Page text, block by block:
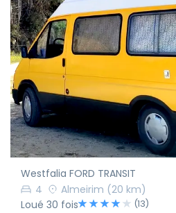
Westfalia FORD TRANSIT
4
Almeirim (20 km)
Loué 30 fois
(13)